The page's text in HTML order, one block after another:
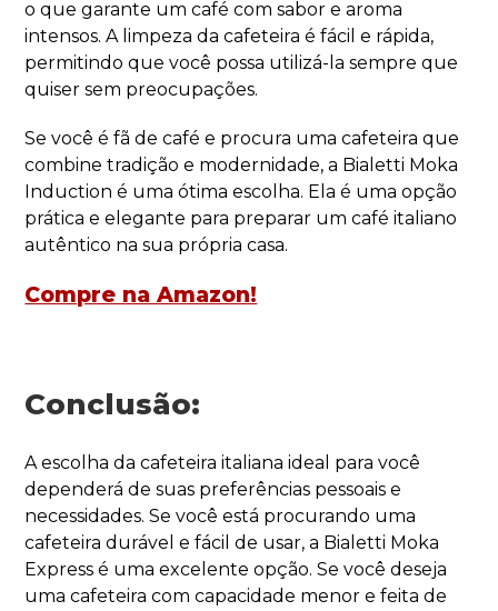
o que garante um café com sabor e aroma
intensos. A limpeza da cafeteira é fácil e rápida,
permitindo que você possa utilizá-la sempre que
quiser sem preocupações.
Se você é fã de café e procura uma cafeteira que
combine tradição e modernidade, a Bialetti Moka
Induction é uma ótima escolha. Ela é uma opção
prática e elegante para preparar um café italiano
autêntico na sua própria casa.
Compre na Amazon!
Conclusão:
A escolha da cafeteira italiana ideal para você
dependerá de suas preferências pessoais e
necessidades. Se você está procurando uma
cafeteira durável e fácil de usar, a Bialetti Moka
Express é uma excelente opção. Se você deseja
uma cafeteira com capacidade menor e feita de